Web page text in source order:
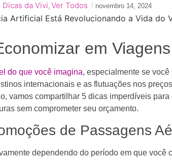
Dicas da Vivi,Ver Todos novembro 14, 2024
em
do que você imagina, especialmente se
internacionais e as flutuações nos
vamos compartilhar 5 dicas imperdíveis
sem comprometer seu orçamento.
de Passagens
dependendo do período em que